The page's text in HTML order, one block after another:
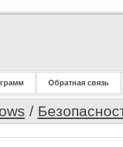
Обратная связь
/